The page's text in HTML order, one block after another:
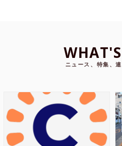
ニュース、特集、